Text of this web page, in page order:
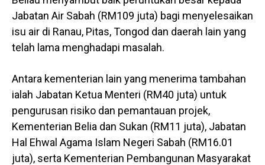
Jabatan Air Sabah (RM109 juta) bagi menyelesaikan
isu air di Ranau, Pitas, Tongod dan daerah lain yang
telah lama menghadapi masalah.
Antara kementerian lain yang menerima tambahan
ialah Jabatan Ketua Menteri (RM40 juta) untuk
pengurusan risiko dan pemantauan projek,
Kementerian Belia dan Sukan (RM11 juta), Jabatan
Hal Ehwal Agama Islam Negeri Sabah (RM16.01
juta), serta Kementerian Pembangunan Masyarakat